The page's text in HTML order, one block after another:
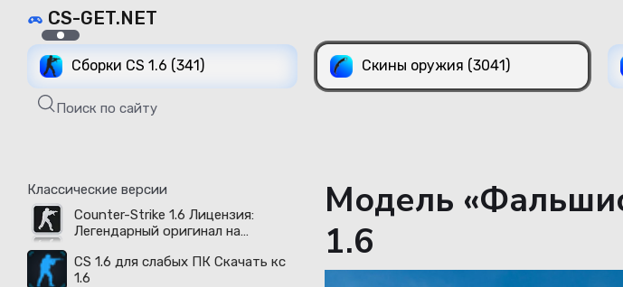
CS-GET.NET
Сборки CS 1.6 (341) Скины оружия (3041)
Поиск по сайту
Классические версии
Counter-Strike 1.6 Лицензия:
Легендарный оригинал на
году
CS 1.6 для слабых ПК Скачать кс
1.6
Модель
1.6